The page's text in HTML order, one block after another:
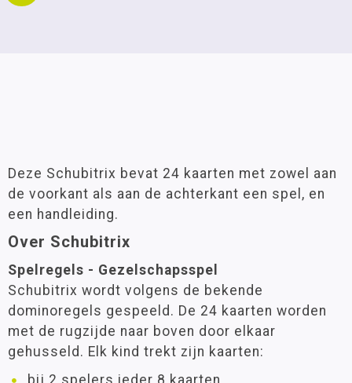
Deze Schubitrix bevat 24 kaarten met zowel aan
de voorkant als aan de achterkant een spel, en
een handleiding.
Over Schubitrix
Spelregels - Gezelschapsspel
Schubitrix wordt volgens de bekende
dominoregels gespeeld. De 24 kaarten worden
met de rugzijde naar boven door elkaar
gehusseld. Elk kind trekt zijn kaarten:
bij 2 spelers ieder 8 kaarten